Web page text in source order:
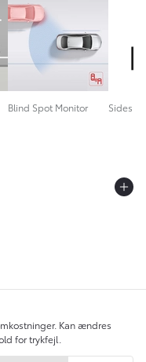
Blind Spot Monitor
Kan ændres
for trykfejl.